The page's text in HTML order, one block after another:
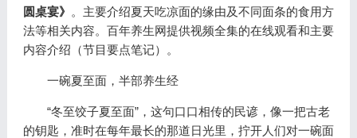
圆桌宴》 。主要介绍夏天吃凉面的缘由及不同面条的食用方
法等相关内容。百年养生网提供视频全集的在线观看和主要
内容介绍（节目要点笔记）。
一碗夏至面，半部养生经
“冬至饺子夏至面”，这句口口相传的民谚，像一把古老
的钥匙，准时在每年最长的那道日光里，拧开人们对一碗面